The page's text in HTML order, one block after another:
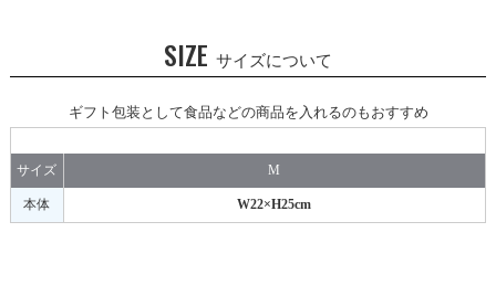
SIZE サイズについて
ギフト包装として食品などの商品を入れるのもおすすめ
サイズ M
本体 W22×H25cm